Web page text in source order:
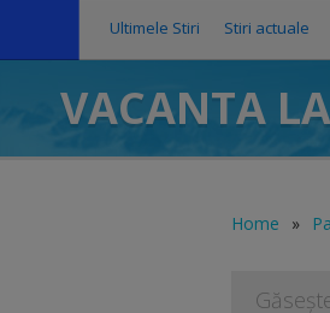
Ultimele Stiri Stiri actuale
VACANTA
Home »